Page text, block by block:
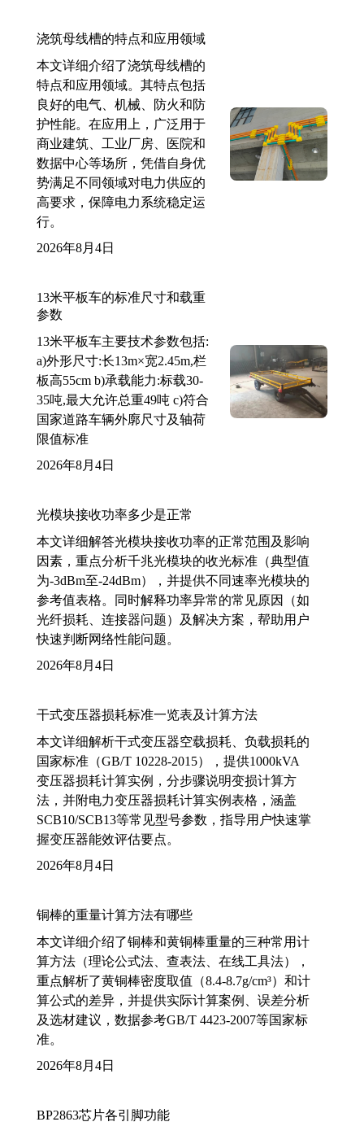
浇筑母线槽的特点和应用领域
本文详细介绍了浇筑母线槽的
特点和应用领域。其特点包括
良好的电气、机械、防火和防
护性能。在应用上，广泛用于
商业建筑、工业厂房、医院和
数据中心等场所，凭借自身优
势满足不同领域对电力供应的
高要求，保障电力系统稳定运
行。
2026年8月4日
13米平板车的标准尺寸和载重
参数
13米平板车主要技术参数包括:
a)外形尺寸:长13m×宽2.45m,栏
板高55cm b)承载能力:标载30-
35吨,最大允许总重49吨 c)符合
国家道路车辆外廓尺寸及轴荷
限值标准
2026年8月4日
光模块接收功率多少是正常
本文详细解答光模块接收功率的正常范围及影响
因素，重点分析千兆光模块的收光标准（典型值
为-3dBm至-24dBm），并提供不同速率光模块的
参考值表格。同时解释功率异常的常见原因（如
光纤损耗、连接器问题）及解决方案，帮助用户
快速判断网络性能问题。
2026年8月4日
干式变压器损耗标准一览表及计算方法
本文详细解析干式变压器空载损耗、负载损耗的
国家标准（GB/T 10228-2015），提供1000kVA
变压器损耗计算实例，分步骤说明变损计算方
法，并附电力变压器损耗计算实例表格，涵盖
SCB10/SCB13等常见型号参数，指导用户快速掌
握变压器能效评估要点。
2026年8月4日
铜棒的重量计算方法有哪些
本文详细介绍了铜棒和黄铜棒重量的三种常用计
算方法（理论公式法、查表法、在线工具法），
重点解析了黄铜棒密度取值（8.4-8.7g/cm³）和计
算公式的差异，并提供实际计算案例、误差分析
及选材建议，数据参考GB/T 4423-2007等国家标
准。
2026年8月4日
BP2863芯片各引脚功能